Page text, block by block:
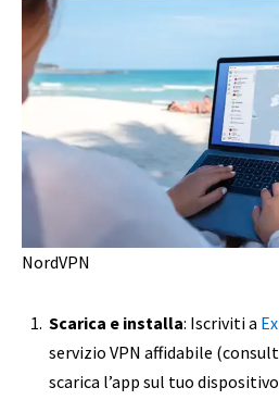
NordVPN
Scarica e installa: Iscriviti a
servizio VPN affidabile
scarica l’app sul tuo